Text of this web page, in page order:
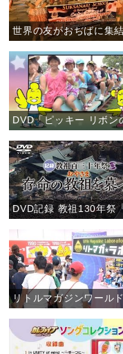
リトルマガジンワールド